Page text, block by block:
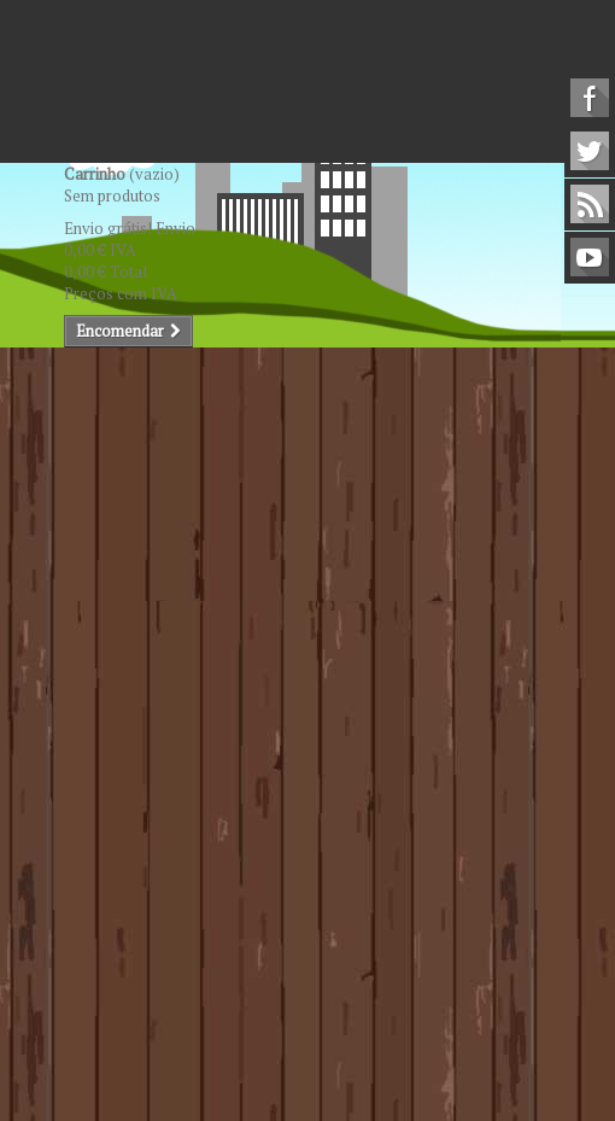
Carrinho(vazio)
Sem produtos
Envio grátis!Envio
0,00 € IVA
0,00 €Total
Preços com IVA
Encomendar